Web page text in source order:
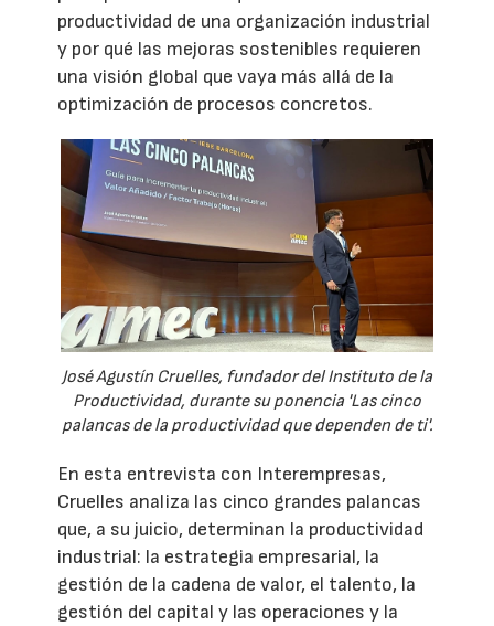
productividad de una organización industrial
y por qué las mejoras sostenibles requieren
una visión global que vaya más allá de la
optimización de procesos concretos.
José Agustín Cruelles, fundador del Instituto de la
Productividad, durante su ponencia 'Las cinco
palancas de la productividad que dependen de ti'.
En esta entrevista con Interempresas,
Cruelles analiza las cinco grandes palancas
que, a su juicio, determinan la productividad
industrial: la estrategia empresarial, la
gestión de la cadena de valor, el talento, la
gestión del capital y las operaciones y la